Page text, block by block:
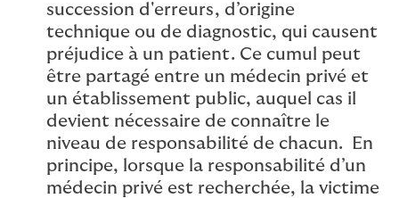
succession d'erreurs, d’origine
technique ou de diagnostic, qui causent
préjudice à un patient. Ce cumul peut
être partagé entre un médecin privé et
un établissement public, auquel cas il
devient nécessaire de connaître le
niveau de responsabilité de chacun. En
principe, lorsque la responsabilité d’un
médecin privé est recherchée, la victime